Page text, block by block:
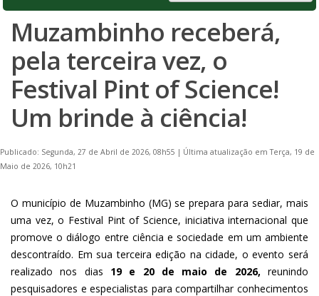
Muzambinho receberá,
pela terceira vez, o
Festival Pint of Science!
Um brinde à ciência!
Publicado: Segunda, 27 de Abril de 2026, 08h55 | Última atualização em Terça, 19 de
Maio de 2026, 10h21
O município de Muzambinho (MG) se prepara para sediar, mais
uma vez, o Festival Pint of Science, iniciativa internacional que
promove o diálogo entre ciência e sociedade em um ambiente
descontraído. Em sua terceira edição na cidade, o evento será
realizado nos dias 19 e 20 de maio de 2026, reunindo
pesquisadores e especialistas para compartilhar conhecimentos